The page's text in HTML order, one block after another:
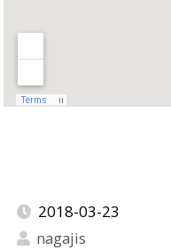
2018-03-23
nagajis